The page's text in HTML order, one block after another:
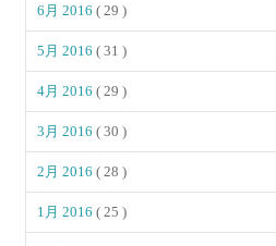
6月 2016( 29 )
5月 2016( 31 )
4月 2016( 29 )
3月 2016( 30 )
2月 2016( 28 )
1月 2016( 25 )